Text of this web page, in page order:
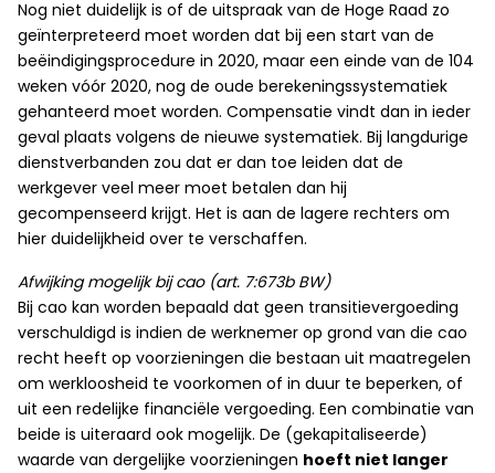
Nog niet duidelijk is of de uitspraak van de Hoge Raad zo
geïnterpreteerd moet worden dat bij een start van de
beëindigingsprocedure in 2020, maar een einde van de 104
weken vóór 2020, nog de oude berekeningssystematiek
gehanteerd moet worden. Compensatie vindt dan in ieder
geval plaats volgens de nieuwe systematiek. Bij langdurige
dienstverbanden zou dat er dan toe leiden dat de
werkgever veel meer moet betalen dan hij
gecompenseerd krijgt. Het is aan de lagere rechters om
hier duidelijkheid over te verschaffen.
Afwijking mogelijk bij cao (art. 7:673b BW)
Bij cao kan worden bepaald dat geen transitievergoeding
verschuldigd is indien de werknemer op grond van die cao
recht heeft op voorzieningen die bestaan uit maatregelen
om werkloosheid te voorkomen of in duur te beperken, of
uit een redelijke financiële vergoeding. Een combinatie van
beide is uiteraard ook mogelijk. De (gekapitaliseerde)
waarde van dergelijke voorzieningen hoeft niet langer